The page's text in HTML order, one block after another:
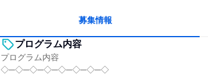
募集情報
プログラム内容
プログラム内容
◇─◇─◇─◇─◇─◇─◇─◇